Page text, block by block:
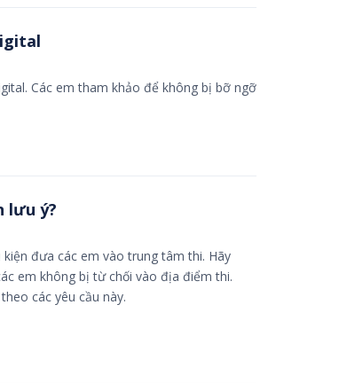
Các em tham khảo để không bị bỡ ngỡ
lưu ý?
đưa các em vào trung tâm thi. Hãy
em không bị từ chối vào địa điểm thi.
các yêu cầu này.